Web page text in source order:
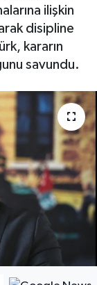
ilişkin
disipline
kararın
savundu.